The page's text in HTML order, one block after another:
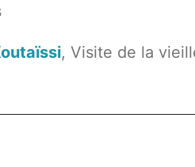
, Visite de la